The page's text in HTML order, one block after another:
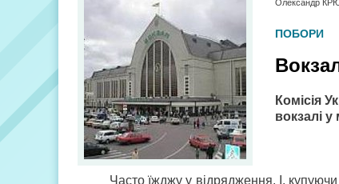
Олександр
ПОБОРИ
Комісія
вокзалі у
Часто їжджу у відрядження. І,